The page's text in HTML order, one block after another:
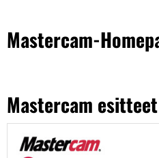
Mastercam-
Mastercam esitteet